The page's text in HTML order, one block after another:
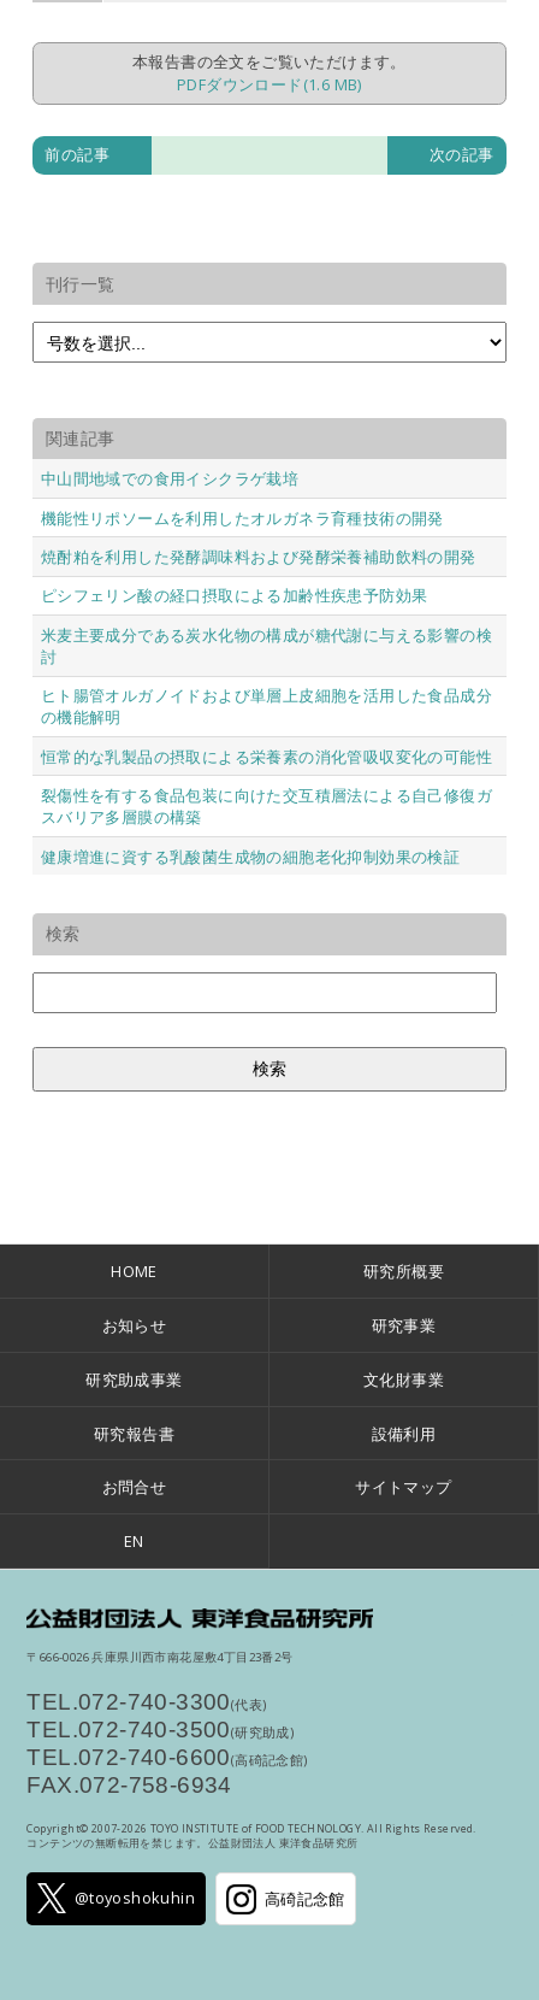
本報告書の全文をご覧いただけます。
PDFダウンロード(1.6 MB)
前の記事 次の記事
刊行一覧
関連記事
中山間地域での食用イシクラゲ栽培
機能性リポソームを利用したオルガネラ育種技術の開発
焼酎粕を利用した発酵調味料および発酵栄養補助飲料の開発
ピシフェリン酸の経口摂取による加齢性疾患予防効果
米麦主要成分である炭水化物の構成が糖代謝に与える影響の検
討
ヒト腸管オルガノイドおよび単層上皮細胞を活用した食品成分
の機能解明
恒常的な乳製品の摂取による栄養素の消化管吸収変化の可能性
裂傷性を有する食品包装に向けた交互積層法による自己修復ガ
スバリア多層膜の構築
健康増進に資する乳酸菌生成物の細胞老化抑制効果の検証
検索
HOME 研究所概要
お知らせ 研究事業
研究助成事業 文化財事業
研究報告書 設備利用
お問合せ サイトマップ
EN
〒666-0026 兵庫県川西市南花屋敷4丁目23番2号
TEL.072-740-3300(代表)
TEL.072-740-3500(研究助成)
TEL.072-740-6600(高碕記念館)
FAX.072-758-6934
Copyright© 2007-2026 TOYO INSTITUTE of FOOD TECHNOLOGY. All Rights Reserved.
コンテンツの無断転用を禁じます。公益財団法人 東洋食品研究所
@toyoshokuhin 高碕記念館